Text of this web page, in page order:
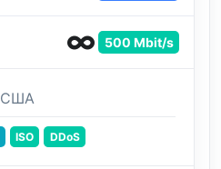
500 Mbit/s
США
ISO DDoS